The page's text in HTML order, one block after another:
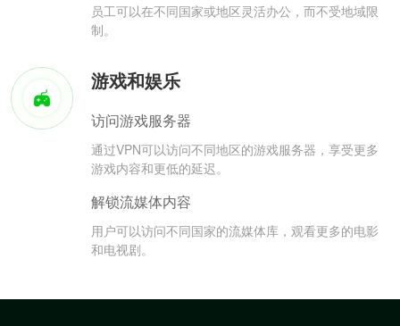
员工可以在不同国家或地区灵活办公，而不受地域限
制。
游戏和娱乐
访问游戏服务器
通过VPN可以访问不同地区的游戏服务器，享受更多
游戏内容和更低的延迟。
解锁流媒体内容
用户可以访问不同国家的流媒体库，观看更多的电影
和电视剧。